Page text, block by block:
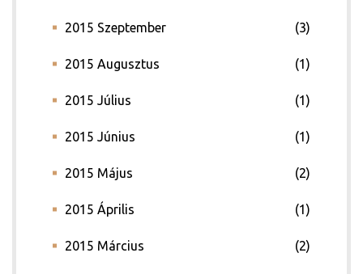
2015 Szeptember (3)
2015 Augusztus (1)
2015 Július (1)
2015 Június (1)
2015 Május (2)
2015 Április (1)
2015 Március (2)